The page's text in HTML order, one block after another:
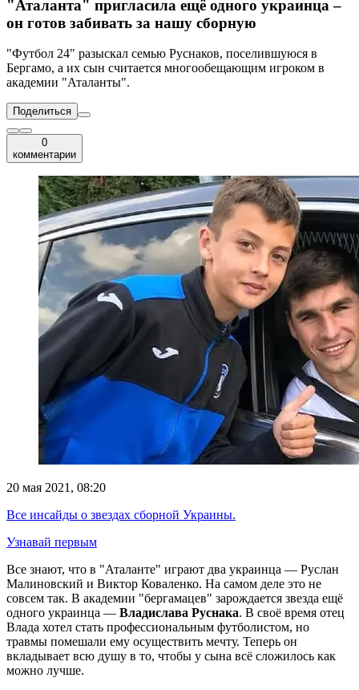
"Аталанта" пригласила ещё одного украинца –
он готов забивать за нашу сборную
"Футбол 24" разыскал семью Руснаков, поселившуюся в
Бергамо, а их сын считается многообещающим игроком в
академии "Аталанты".
Поделиться
0
комментарии
20 мая 2021, 08:20
Все инсайды о звездах сборной Украины.
Узнавай первым
Все знают, что в "Аталанте" играют два украинца — Руслан
Малиновский и Виктор Коваленко. На самом деле это не
совсем так. В академии "бергамацев" зарождается звезда ещё
одного украинца — Владислава Руснака. В своё время отец
Влада хотел стать профессиональным футболистом, но
травмы помешали ему осуществить мечту. Теперь он
вкладывает всю душу в то, чтобы у сына всё сложилось как
можно лучше.